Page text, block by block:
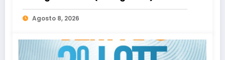
Agosto 8, 2026